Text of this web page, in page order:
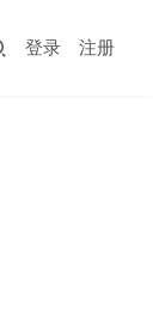
登录 注册